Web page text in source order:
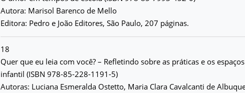
Autora: Marisol Barenco de Mello
Editora: Pedro e João Editores, São Paulo, 207 páginas.
18
Quer que eu leia com você? – Refletindo sobre as práticas e os
infantil (ISBN 978-85-228-1191-5)
Autoras: Luciana Esmeralda Ostetto, Maria Clara Cavalcanti de